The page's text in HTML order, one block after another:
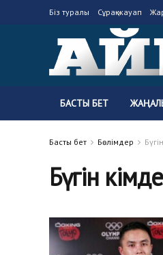
Біз туралы Сұрақ-жауап
БАСТЫ БЕТ
Басты бет Бөлімдер
Бүгін